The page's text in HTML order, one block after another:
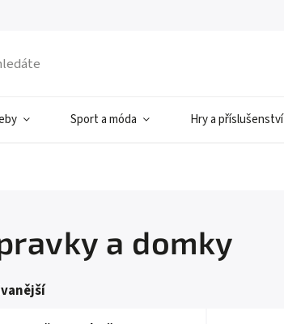
Sport a móda Hry a příslušenství
a domky